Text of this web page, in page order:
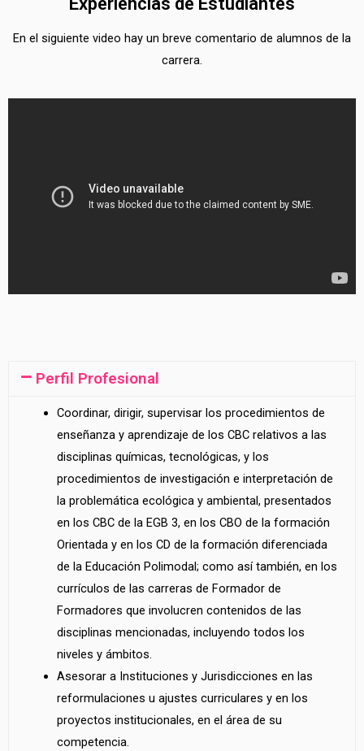
En el siguiente video hay un breve comentario de alumnos de la
carrera.
Perfil Profesional
Coordinar, dirigir, supervisar los procedimientos de
enseñanza y aprendizaje de los CBC relativos a las
disciplinas químicas, tecnológicas, y los
procedimientos de investigación e interpretación de
la problemática ecológica y ambiental, presentados
en los CBC de la EGB 3, en los CBO de la formación
Orientada y en los CD de la formación diferenciada
de la Educación Polimodal; como así también, en los
currículos de las carreras de Formador de
Formadores que involucren contenidos de las
disciplinas mencionadas, incluyendo todos los
niveles y ámbitos.
Asesorar a Instituciones y Jurisdicciones en las
reformulaciones u ajustes curriculares y en los
proyectos institucionales, en el área de su
competencia.